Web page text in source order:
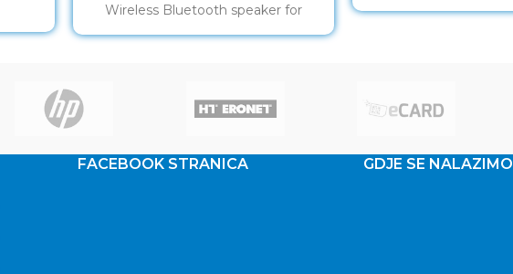
Wireless Bluetooth speaker for
FACEBOOK STRANICA GDJE SE NALAZIMO